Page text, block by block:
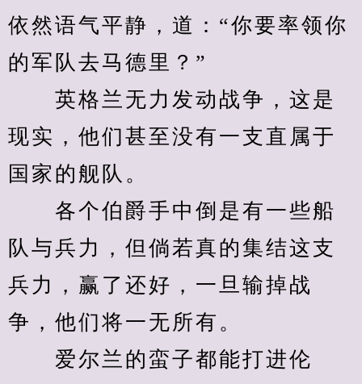
依然语气平静，道：“你要率领你
的军队去马德里？”
英格兰无力发动战争，这是
现实，他们甚至没有一支直属于
国家的舰队。
各个伯爵手中倒是有一些船
队与兵力，但倘若真的集结这支
兵力，赢了还好，一旦输掉战
争，他们将一无所有。
爱尔兰的蛮子都能打进伦